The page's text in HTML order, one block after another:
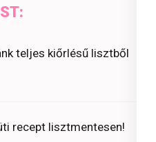
teljes kiőrlésű lisztből
recept lisztmentesen!